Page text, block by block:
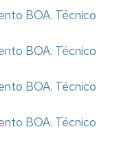
BOA. Técnico
BOA. Técnico
BOA. Técnico
BOA. Técnico